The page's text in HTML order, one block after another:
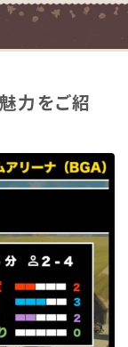
魅力をご紹